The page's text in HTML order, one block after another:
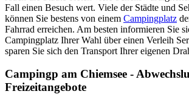
Fall einen Besuch wert. Viele der Städte und
können Sie bestens von einem Campingplatz
Fahrrad erreichen. Am besten informieren Sie
Campingplatz Ihrer Wahl über einen Verleih
sparen Sie sich den Transport Ihrer eigenen
Campingp am Chiemsee -
Freizeitangebote